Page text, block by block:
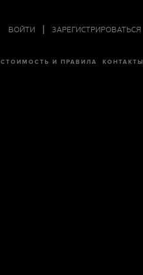
ВОЙТИ ЗАРЕГИСТРИРОВАТЬСЯ
СТОИМОСТЬ И ПРАВИЛА КОНТАКТЫ